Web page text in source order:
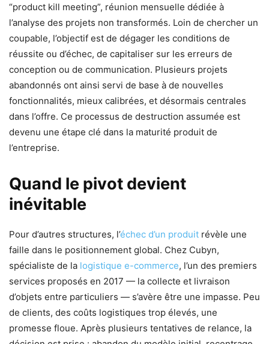
“product kill meeting”, réunion mensuelle dédiée à
l’analyse des projets non transformés. Loin de chercher un
coupable, l’objectif est de dégager les conditions de
réussite ou d’échec, de capitaliser sur les erreurs de
conception ou de communication. Plusieurs projets
abandonnés ont ainsi servi de base à de nouvelles
fonctionnalités, mieux calibrées, et désormais centrales
dans l’offre. Ce processus de destruction assumée est
devenu une étape clé dans la maturité produit de
l’entreprise.
Quand le pivot devient
inévitable
Pour d’autres structures, l’échec d’un produit révèle une
faille dans le positionnement global. Chez Cubyn,
spécialiste de la logistique e-commerce, l’un des premiers
services proposés en 2017 — la collecte et livraison
d’objets entre particuliers — s’avère être une impasse. Peu
de clients, des coûts logistiques trop élevés, une
promesse floue. Après plusieurs tentatives de relance, la